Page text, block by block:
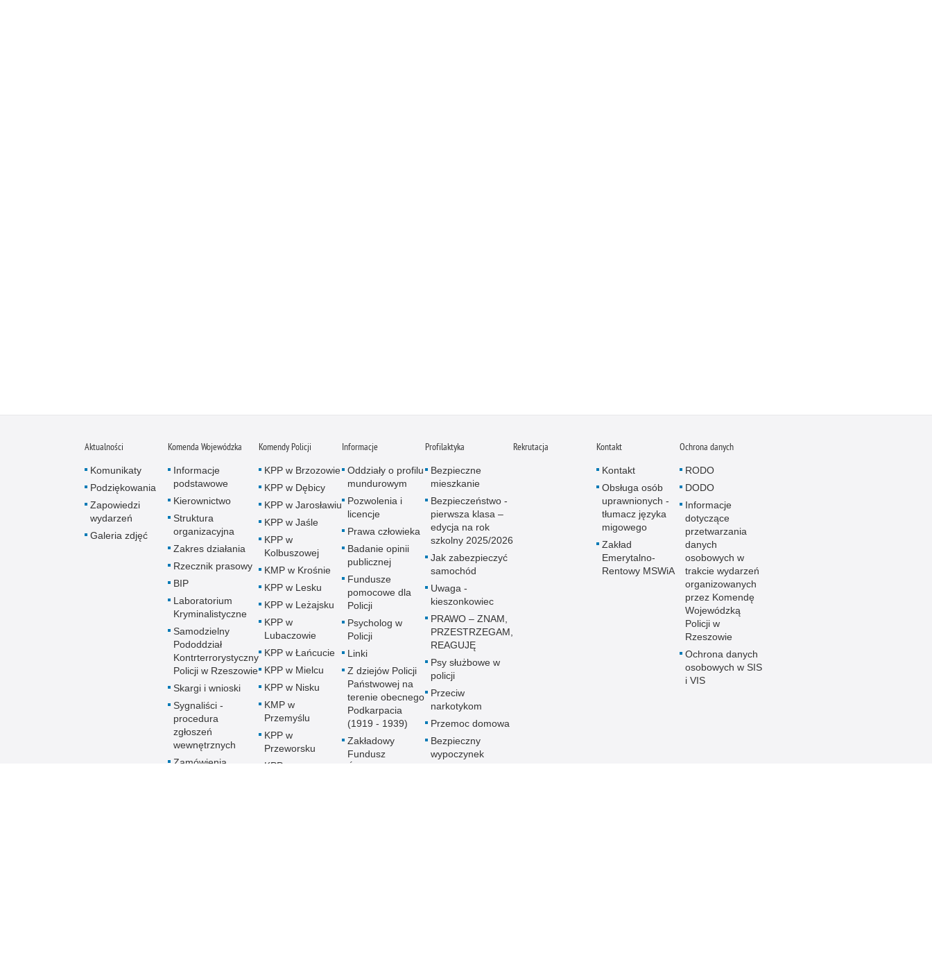
Aktualności
Komunikaty
Podziękowania
Zapowiedzi
wydarzeń
Galeria zdjęć
Komenda Wojewódzka
Informacje
podstawowe
Kierownictwo
Struktura
organizacyjna
Zakres działania
Rzecznik prasowy
BIP
Laboratorium
Kryminalistyczne
Samodzielny
Pododdział
Kontrterrorystyczny
Policji w Rzeszowie
Skargi i wnioski
Sygnaliści -
procedura
zgłoszeń
wewnętrznych
Zamówienia
Komendy Policji
KPP w Brzozowie
KPP w Dębicy
KPP w Jarosławiu
KPP w Jaśle
KPP w
Kolbuszowej
KMP w Krośnie
KPP w Lesku
KPP w Leżajsku
KPP w
Lubaczowie
KPP w Łańcucie
KPP w Mielcu
KPP w Nisku
KMP w
Przemyślu
KPP w
Przeworsku
KPP w
Informacje
Oddziały o profilu
mundurowym
Pozwolenia i
licencje
Prawa człowieka
Badanie opinii
publicznej
Fundusze
pomocowe dla
Policji
Psycholog w
Policji
Linki
Z dziejów Policji
Państwowej na
terenie obecnego
Podkarpacia
(1919 - 1939)
Zakładowy
Fundusz
Profilaktyka
Bezpieczne
mieszkanie
Bezpieczeństwo -
pierwsza klasa –
edycja na rok
szkolny 2025/2026
Jak zabezpieczyć
samochód
Uwaga -
kieszonkowiec
PRAWO – ZNAM,
PRZESTRZEGAM,
REAGUJĘ
Psy służbowe w
policji
Przeciw
narkotykom
Przemoc domowa
Bezpieczny
wypoczynek
Rekrutacja Kontakt
Kontakt
Obsługa osób
uprawnionych -
tłumacz języka
migowego
Zakład
Emerytalno-
Rentowy MSWiA
Ochrona danych
RODO
DODO
Informacje
dotyczące
przetwarzania
danych
osobowych w
trakcie wydarzeń
organizowanych
przez Komendę
Wojewódzką
Policji w
Rzeszowie
Ochrona danych
osobowych w SIS
i VIS